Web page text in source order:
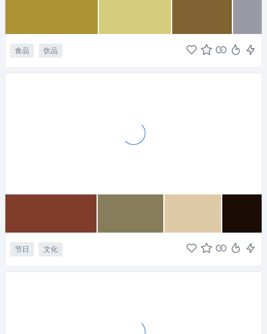
食品 饮品
节日 文化